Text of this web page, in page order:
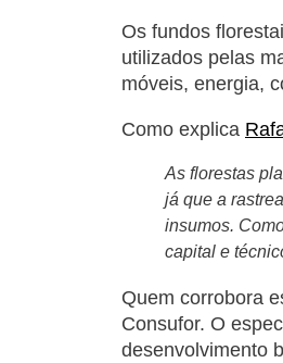
Os fundos
utilizados pelas
móveis, energia,
Como explica
As florestas
já que a
insumos.
capital e
Quem corrobora
Consufor. O
desenvolvimento